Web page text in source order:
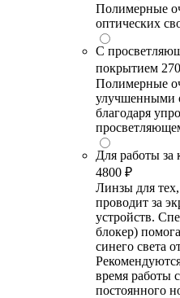
Полимерные
оптических
С
покрытием
Полимерные
улучшенными
благодаря
Для работы за
4800 ₽
Линзы для
проводит за
устройств.
блокер)
синего света
время работы
постоянного